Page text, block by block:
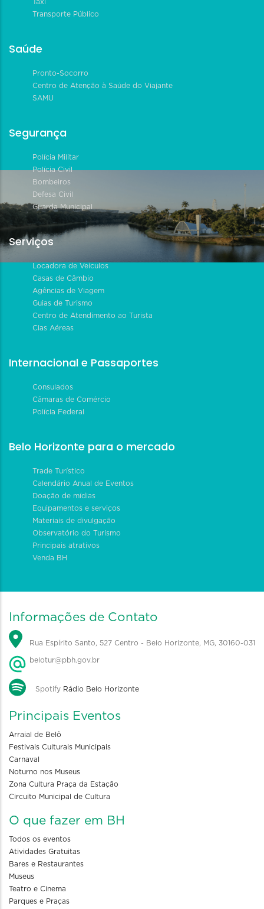
Táxi
Transporte Público
Saúde
Pronto-Socorro
Centro de Atenção à Saúde do Viajante
SAMU
Segurança
Polícia Militar
Polícia Civil
Bombeiros
Defesa Civil
Guarda Municipal
Serviços
Locadora de Veículos
Casas de Câmbio
Agências de Viagem
Guias de Turismo
Centro de Atendimento ao Turista
Cias Aéreas
Internacional e Passaportes
Consulados
Câmaras de Comércio
Polícia Federal
Belo Horizonte para o mercado
Trade Turístico
Calendário Anual de Eventos
Doação de mídias
Equipamentos e serviços
Materiais de divulgação
Observatório do Turismo
Principais atrativos
Venda BH
Informações de Contato
Rua Espírito Santo, 527 Centro - Belo Horizonte, MG, 30160-031
belotur@pbh.gov.br
Spotify Rádio Belo Horizonte
Principais Eventos
Arraial de Belô
Festivais Culturais Municipais
Carnaval
Noturno nos Museus
Zona Cultura Praça da Estação
Circuito Municipal de Cultura
O que fazer em BH
Todos os eventos
Atividades Gratuitas
Bares e Restaurantes
Museus
Teatro e Cinema
Parques e Praças